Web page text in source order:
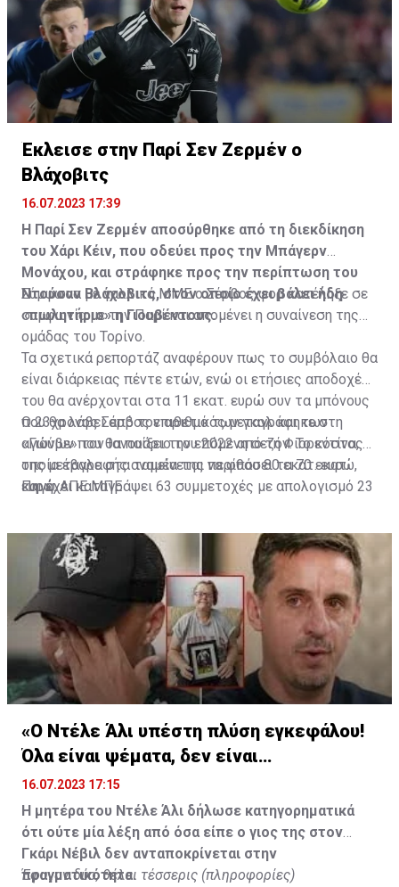
Έκλεισε στην Παρί Σεν Ζερμέν ο
Βλάχοβιτς
16.07.2023 17:39
Η Παρί Σεν Ζερμέν αποσύρθηκε από τη διεκδίκηση
του Χάρι Κέιν, που οδεύει προς την Μπάγερν
Μονάχου, και στράφηκε προς την περίπτωση του
Ντούσαν Βλάχοβιτς, στον οποίο έχει βάλει ήδη
«πωλητήριο» η Γιουβέντους.
Σύμφωνα με γαλλικά ΜΜΕ ο Σέρβος φορ κατέληξε σε
συμφωνία με την Παρί και απομένει η συναίνεση της
ομάδας του Τορίνο.
Τα σχετικά ρεπορτάζ αναφέρουν πως το συμβόλαιο θα
είναι διάρκειας πέντε ετών, ενώ οι ετήσιες αποδοχές
του θα ανέρχονται στα 11 εκατ. ευρώ συν τα μπόνους
που θα λάβει από τον αριθμό των γκολ και των
αγώνων που θα παίξει την επόμενη σεζόν. Το κόστος
της μεταγραφής αναμένεται να φθάσει τα 70 εκατ.
ευρώ.
Ο 23χρονος Σέρβος επιθετικός μεταγράφηκε στη
«Γιούβε» τον Ιανουάριο του 2022 από τη Φιορεντίνα, η
οποία έβαλε στα ταμεία της περίπου 80 εκατ. ευρώ,
και έχει καταγράψει 63 συμμετοχές με απολογισμό 23
Πηγή: ΑΠΕ ΜΠΕ
«Ο Ντέλε Άλι υπέστη πλύση εγκεφάλου!
Όλα είναι ψέματα, δεν είναι
υιοθετημένος»
16.07.2023 17:15
Η μητέρα του Ντέλε Άλι δήλωσε κατηγορηματικά
ότι ούτε μία λέξη από όσα είπε ο γιος της στον
Γκάρι Νέβιλ δεν ανταποκρίνεται στην
πραγματικότητα.
Έφυγαν δύο, θέλει τέσσερις (πληροφορίες)